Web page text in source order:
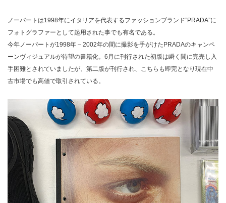
ノーバートは1998年にイタリアを代表するファッションブランド”PRADA”に
フォトグラファーとして起用された事でも有名である。
今年ノーパートが1998年 – 2002年の間に撮影を手がけたPRADAのキャンペ
ーンヴィジュアルが待望の書籍化。6月に刊行された初版は瞬く間に完売し入
手困難とされていましたが、第二版が刊行され、こちらも即完となり現在中
古市場でも高値で取引されている。